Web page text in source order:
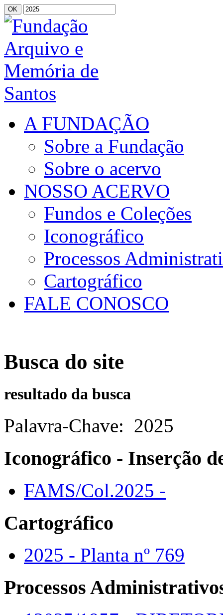
A FUNDAÇÃO
Sobre a Fundação
Sobre o acervo
NOSSO ACERVO
Fundos e Coleções
Iconográfico
Processos
Cartográfico
FALE CONOSCO
Busca do site
resultado da busca
Palavra-Chave: 2025
Iconográfico - Inserção
FAMS/Col.2025 -
Cartográfico
2025 - Planta nº 769
Processos